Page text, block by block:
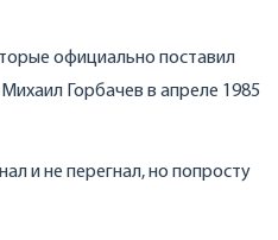
официально поставил
Горбачев в апреле 1985
и не перегнал, но попросту